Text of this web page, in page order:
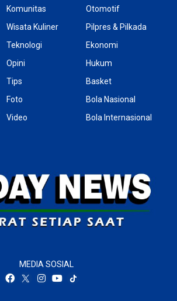
Komunitas
Wisata Kuliner
Teknologi
Opini
Tips
Foto
Video
Otomotif
Pilpres & Pilkada
Ekonomi
Hukum
Basket
Bola Nasional
Bola Internasional
MEDIA SOSIAL